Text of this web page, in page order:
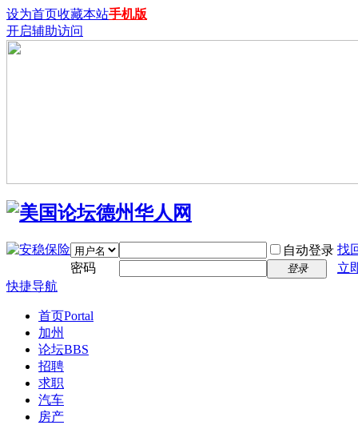
设为首页收藏本站手机版
开启辅助访问
自动登录 找
密码
登录
立
快捷导航
首页Portal
加州
论坛BBS
招聘
求职
汽车
房产